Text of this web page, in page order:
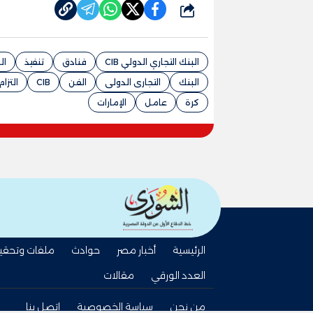
شارك
البنك التجاري الدولي CIB فنادق تنفيذ
البنك
التجارى الدولى الفن CIB التزام
كرة
عامل الإمارات
الرئيسية أخبار مصر حوادث ملفات
العدد الورقي
مقالات
من نحن سياسة الخصوصية اتصل بنا